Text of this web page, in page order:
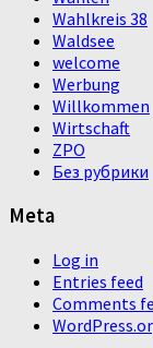
Wahlkreis 38
Waldsee
welcome
Werbung
Willkommen
Wirtschaft
ZPO
Без рубрики
Meta
Log in
Entries feed
Comments